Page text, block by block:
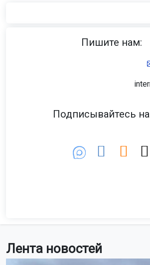
Лента новостей
Пишите нам:
Подписывайтесь на